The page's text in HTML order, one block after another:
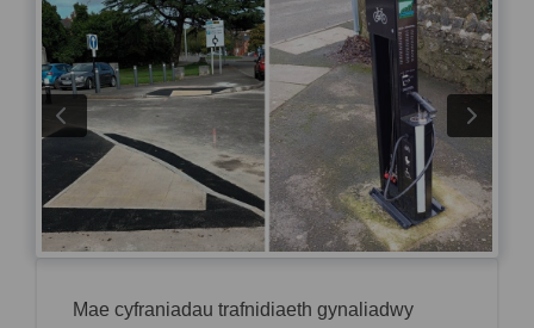
Mae cyfraniadau trafnidiaeth gynaliadwy